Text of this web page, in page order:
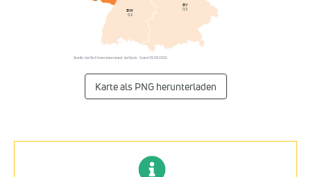
BW
0,2
BY
0,3
Quelle: Listflix-Firmendatenbank · listflix.de · Stand 09.08.2026
Karte als PNG herunterladen